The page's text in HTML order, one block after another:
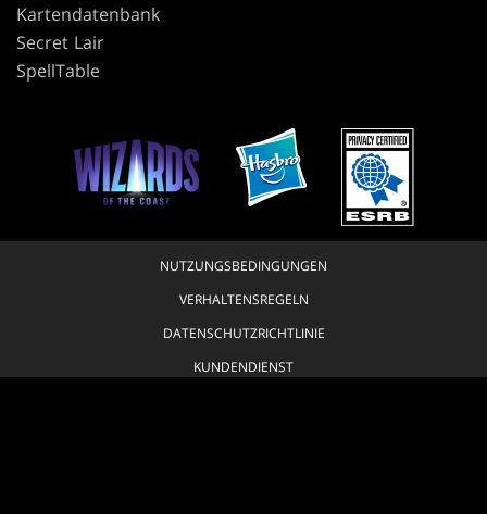
Kartendatenbank
Secret Lair
SpellTable
NUTZUNGSBEDINGUNGEN
VERHALTENSREGELN
DATENSCHUTZRICHTLINIE
KUNDENDIENST